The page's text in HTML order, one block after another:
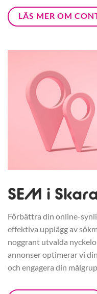
LÄS MER OM
SEM i
Förbättra din online-
effektiva upplägg av
noggrant utvalda
annonser optimerar vi
och engagera din